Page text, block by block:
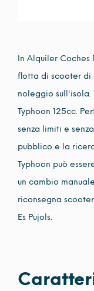
In Alquiler Coches
flotta di scooter di
noleggio sull'isola.
Typhoon 125cc.
senza limiti e
pubblico e la
Typhoon può
un cambio
riconsegna
Es Pujols.